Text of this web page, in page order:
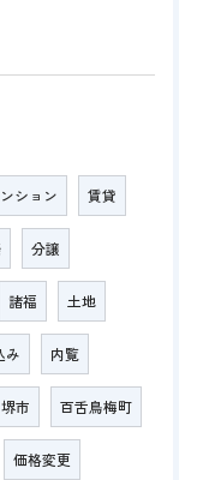
ション 賃貸
分譲
諸福 土地
み 内覧
堺市 百舌鳥梅町
価格変更